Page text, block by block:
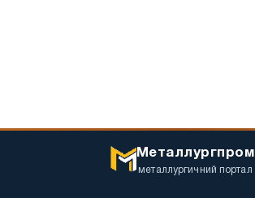
Металлургпром
металлургичний портал